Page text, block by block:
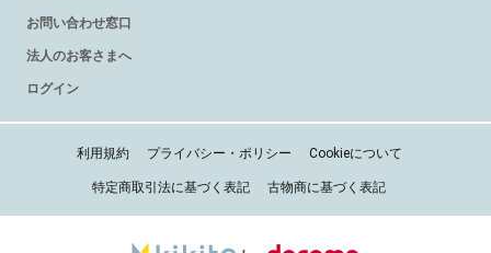
お問い合わせ窓口
法人のお客さまへ
ログイン
利用規約 プライバシー・ポリシー Cookieについて
特定商取引法に基づく表記 古物商に基づく表記